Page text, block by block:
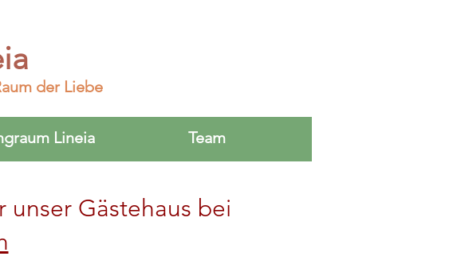
der Liebe
Lineia Team
Gästehaus bei